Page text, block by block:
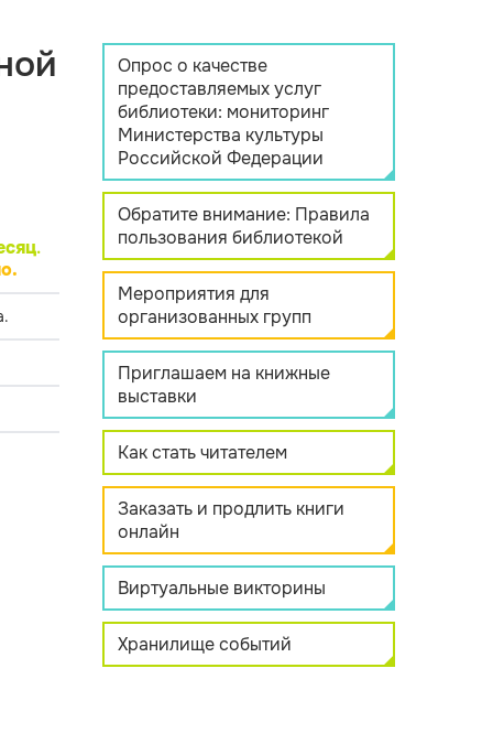
.
Опрос о качестве
предоставляемых услуг
библиотеки: мониторинг
Министерства культуры
Российской Федерации
Обратите внимание: Правила
пользования библиотекой
Мероприятия для
организованных групп
Приглашаем на книжные
выставки
Как стать читателем
Заказать и продлить книги
онлайн
Виртуальные викторины
Хранилище событий